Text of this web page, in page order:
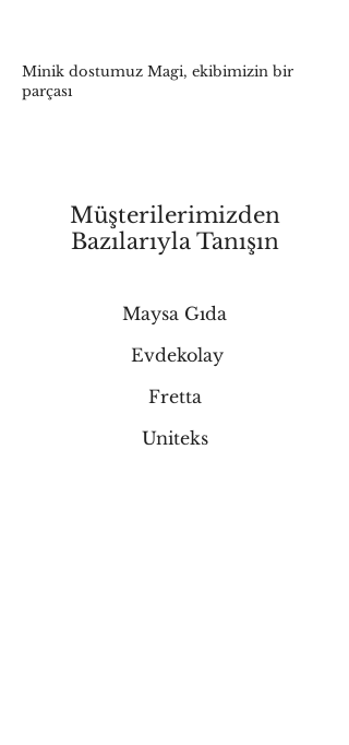
Minik dostumuz Magi, ekibimizin bir
parçası
Müşterilerimizden
Bazılarıyla Tanışın
Maysa Gıda
Evdekolay
Fretta
Uniteks